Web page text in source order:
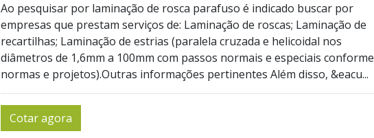
Ao pesquisar por laminação de rosca parafuso é indicado buscar por
empresas que prestam serviços de: Laminação de roscas; Laminação de
recartilhas; Laminação de estrias (paralela cruzada e helicoidal nos
diâmetros de 1,6mm a 100mm com passos normais e especiais conforme
normas e projetos).Outras informações pertinentes Além disso, &eacu...
Cotar agora